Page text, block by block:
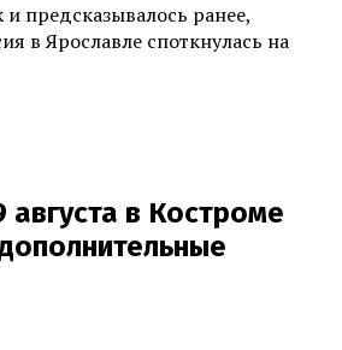
предсказывалось ранее,
в Ярославле споткнулась на
в Костроме